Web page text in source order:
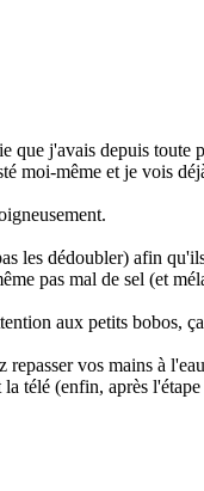
que j'avais depuis
moi-même et je vois
les dédoubler) afin
pas mal de sel (et
aux petits bobos,
vos mains à
télé (enfin, après